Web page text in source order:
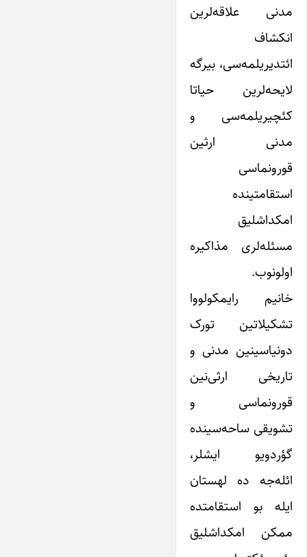
مدنی علاقه‌لرین
انکشاف
ائتدیریلمه‌سی، بیرگه
لایحه‌لرین حیاتا
کئچیریلمه‌سی و
مدنی ارثین
قورونماسی
استقامتینده
امکداشلیق
مسئله‌لری مذاکیره
اولونوب.
خانیم رایمکولووا
تشکیلاتین تورک
دونیاسینین مدنی و
تاریخی ارثی‌نین
قورونماسی و
تشویقی ساحه‌سینده
گؤردویو ایشلر،
ائله‌جه ده لهستان
ایله بو استقامتده
ممکن امکداشلیق